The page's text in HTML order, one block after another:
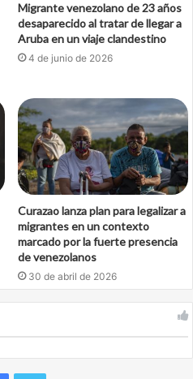
Migrante venezolano de 23 años
desaparecido al tratar de llegar a
Aruba en un viaje clandestino
4 de junio de 2026
Curazao lanza plan para legalizar a
migrantes en un contexto
marcado por la fuerte presencia
de venezolanos
30 de abril de 2026